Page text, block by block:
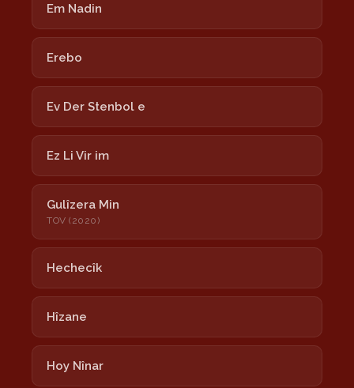
Em Nadin
Erebo
Ev Der Stenbol e
Ez Li Vir im
Gulîzera Min
TOV (2020)
Hechecîk
Hîzane
Hoy Nînar